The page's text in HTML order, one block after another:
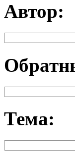
Автор:
Тема: